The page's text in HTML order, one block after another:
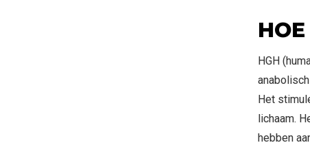
HGH
Het
lichaam.
hebben
IN WINKELMAND